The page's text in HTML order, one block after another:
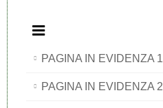
PAGINA IN EVIDENZA 1
PAGINA IN EVIDENZA 2